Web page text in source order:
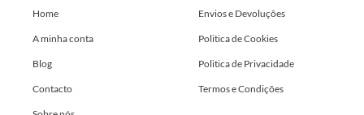
Home
A minha conta
Blog
Contacto
Envios e Devoluções
Politica de Cookies
Politica de Privacidade
Termos e Condições